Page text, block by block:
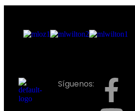
Síguenos: